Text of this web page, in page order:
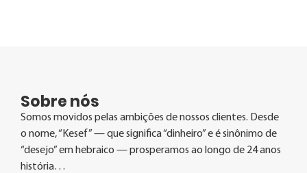
Sobre nós
Somos movidos pelas ambições de nossos clientes. Desde
o nome, “Kesef” — que significa “dinheiro” e é sinônimo de
“desejo” em hebraico — prosperamos ao longo de 24 anos
história…